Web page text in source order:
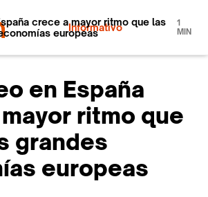
Informativo
crece a mayor ritmo que las
europeas
1
MIN
en España
ritmo que
grandes
europeas